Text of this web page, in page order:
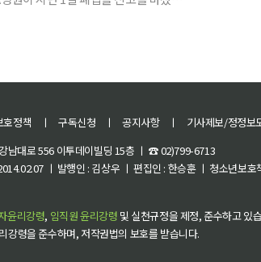
호정책 ㅣ 구독신청 ㅣ 공지사항 ㅣ 기사제보/정정보
남대로 556 이투데이빌딩 15층 ㅣ ☎ 02)799-6713
ㅣ 발행인 : 김상우 ㅣ 편집인 : 한승훈 ㅣ 청소년보호
윤리강령, 임직원 윤리강령 및 실천규정을 제정, 준수하고 있
강령을 준수하며, 저작권법의 보호를 받습니다.